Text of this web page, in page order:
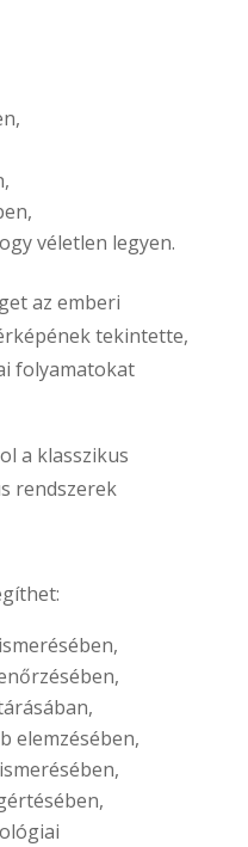
véletlen legyen.
az emberi
tekintette,
folyamatokat
a klasszikus
rendszerek
elemzésében,